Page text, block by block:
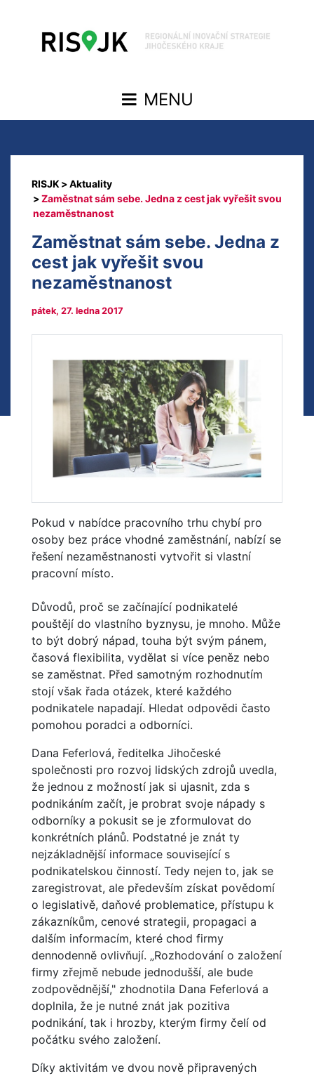
Aktuality
Zaměstnat sám sebe. Jedna z cest jak vyřešit svou
nezaměstnanost
Zaměstnat sám sebe. Jedna z
cest jak vyřešit svou
nezaměstnanost
pátek, 27. ledna 2017
Pokud v nabídce pracovního trhu chybí pro
osoby bez práce vhodné zaměstnání, nabízí se
řešení nezaměstnanosti vytvořit si vlastní
pracovní místo.
Důvodů, proč se začínající podnikatelé
pouštějí do vlastního byznysu, je mnoho. Může
to být dobrý nápad, touha být svým pánem,
časová flexibilita, vydělat si více peněz nebo
se zaměstnat. Před samotným rozhodnutím
stojí však řada otázek, které každého
podnikatele napadají. Hledat odpovědi často
pomohou poradci a odborníci.
Dana Feferlová, ředitelka Jihočeské
společnosti pro rozvoj lidských zdrojů uvedla,
že jednou z možností jak si ujasnit, zda s
podnikáním začít, je probrat svoje nápady s
odborníky a pokusit se je zformulovat do
konkrétních plánů. Podstatné je znát ty
nejzákladnější informace související s
podnikatelskou činností. Tedy nejen to, jak se
zaregistrovat, ale především získat povědomí
o legislativě, daňové problematice, přístupu k
zákazníkům, cenové strategii, propagaci a
dalším informacím, které chod firmy
dennodenně ovlivňují. „Rozhodování o založení
firmy zřejmě nebude jednodušší, ale bude
zodpovědnější," zhodnotila Dana Feferlová a
doplnila, že je nutné znát jak pozitiva
podnikání, tak i hrozby, kterým firmy čelí od
počátku svého založení.
Díky aktivitám ve dvou nově připravených